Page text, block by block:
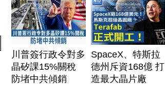
川普簽行政令對多
晶矽課15%關稅
防堵中共傾銷
SpaceX、特斯拉
德州斥資168億 打
造最大晶片廠